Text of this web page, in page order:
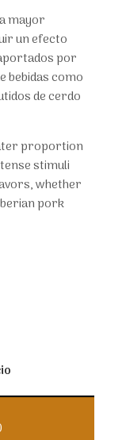
mayor
un efecto
por
bebidas como
de cerdo
proportion
stimuli
whether
pork